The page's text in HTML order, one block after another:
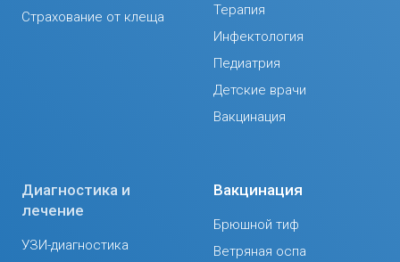
Страхование от клеща
Терапия
Инфектология
Педиатрия
Детские врачи
Вакцинация
Диагностика и
лечение
УЗИ-диагностика
Вакцинация
Брюшной тиф
Ветряная оспа